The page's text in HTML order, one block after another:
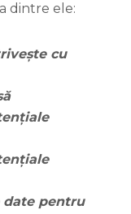
dintre ele:
cu
date pentru